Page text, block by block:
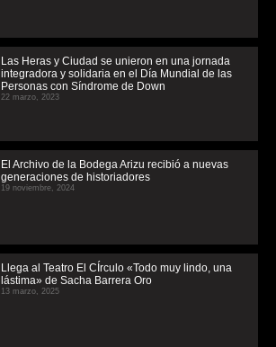
Las Heras y Ciudad se unieron en una jornada
integradora y solidaria en el Día Mundial de las
Personas con Síndrome de Down
22 marzo, 2023
El Archivo de la Bodega Arizu recibió a nuevas
generaciones de historiadores
19 noviembre, 2024
Llega al Teatro El CÍrculo «Todo muy lindo, una
lástima» de Sacha Barrera Oro
13 marzo, 2025